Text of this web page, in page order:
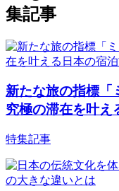
集記事
新たな旅の指標「
究極の滞在を叶え
特集記事